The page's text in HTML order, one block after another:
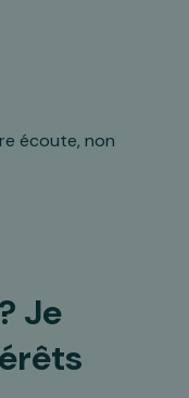
écoute, non
Je